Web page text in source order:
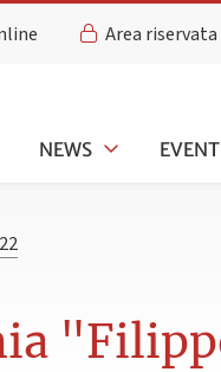
Area riservata
NEWS